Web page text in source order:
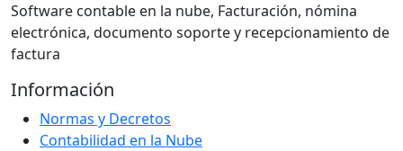
Software contable en la nube, Facturación, nómina
electrónica, documento soporte y recepcionamiento de
factura
Información
Normas y Decretos
Contabilidad en la Nube